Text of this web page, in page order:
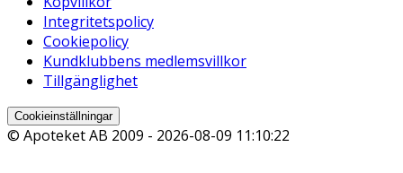
Integritetspolicy
Cookiepolicy
Kundklubbens medlemsvillkor
Tillgänglighet
Cookieinställningar
© Apoteket AB 2009 - 2026-08-09 11:10:22